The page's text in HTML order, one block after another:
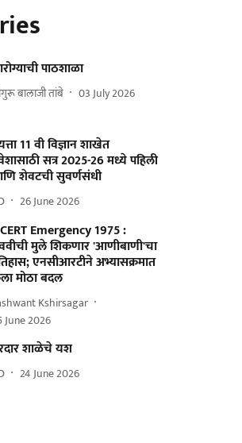
पाठशाळा
बालाजी तांबे 03 July 2026
11 वी विज्ञान शाखेत
सत्र 2025-26 मध्ये पहिली
शेवटची सुवर्णसंधी
26 June 2026
Emergency 1975 :
मुले शिकणार 'आणीबाणी'चा
एनसीआरटीने अभ्यासक्रमात
मोठा बदल
Kshirsagar
June 2026
शाळेचे यश
24 June 2026